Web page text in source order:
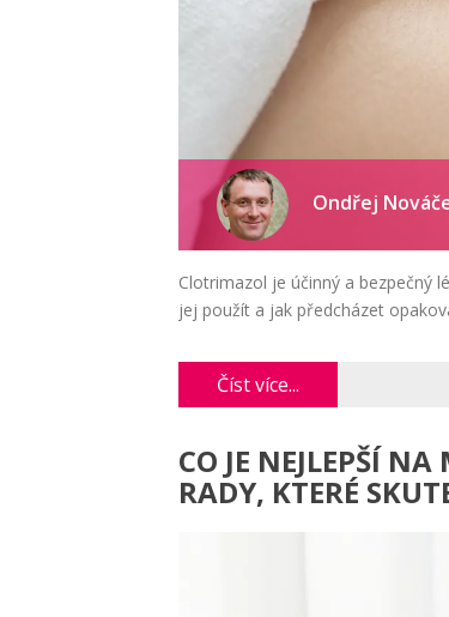
Ondřej
Clotrimazol je účinný a bezpečný
jej použít a jak předcházet
Číst více...
CO JE NEJLEPŠÍ
RADY, KTERÉ